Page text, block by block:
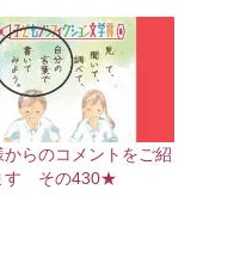
らのコメントをご紹
す その430★